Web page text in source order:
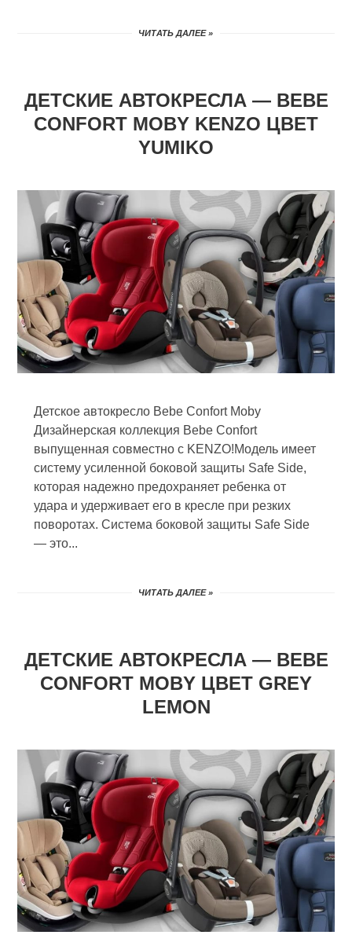
ЧИТАТЬ ДАЛЕЕ »
ДЕТСКИЕ АВТОКРЕСЛА — BEBE
CONFORT MOBY KENZO ЦВЕТ
YUMIKO
Детское автокресло Bebe Confort Moby
Дизайнерская коллекция Bebe Confort
выпущенная совместно с KENZO!Модель имеет
систему усиленной боковой защиты Safe Side,
которая надежно предохраняет ребенка от
удара и удерживает его в кресле при резких
поворотах. Система боковой защиты Safe Side
— это...
ЧИТАТЬ ДАЛЕЕ »
ДЕТСКИЕ АВТОКРЕСЛА — BEBE
CONFORT MOBY ЦВЕТ GREY
LEMON